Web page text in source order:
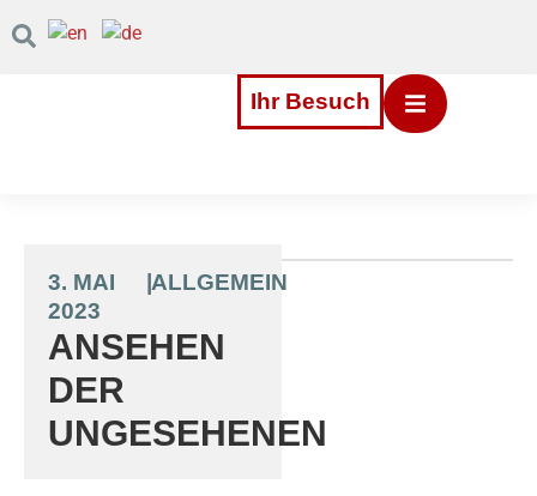
Inhalt Direkt
zum
Ihr Besuch
3. MAI
2023
|ALLGEMEIN
ANSEHEN
DER
UNGESEHENEN